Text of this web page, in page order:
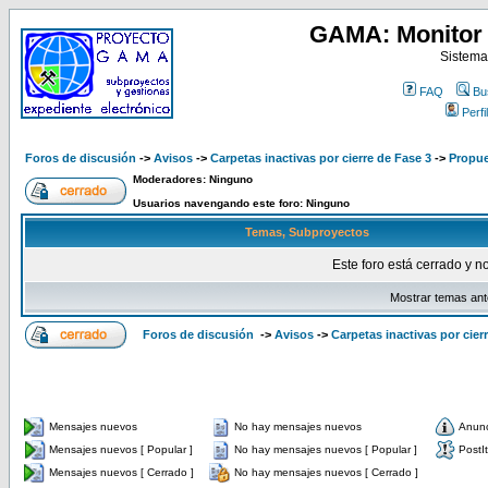
GAMA:
FAQ
Perfil
Foros de discusión -> Avisos -> Carpetas inactivas por cierre de Fase 3 ->
Moderadores: Ninguno
Usuarios navengando este foro: Ninguno
Temas, Subproyectos
Este foro está cerrado y
Mostrar temas
Foros de discusión -> Avisos -> Carpetas inactivas por
Mensajes nuevos No hay mensajes nuevos
Mensajes nuevos [ Popular ]
No hay mensajes nuevos [ Popular ]
PostIt
Mensajes nuevos [ Cerrado ]
No hay mensajes nuevos [ Cerrado ]